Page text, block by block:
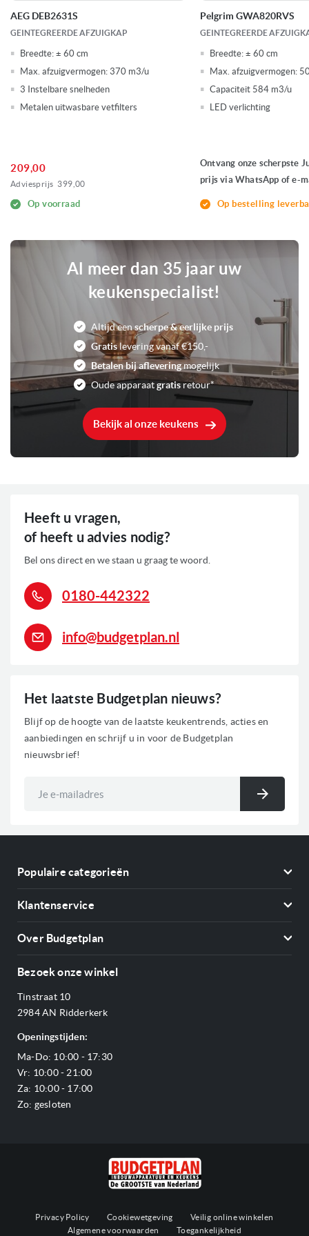
AEG DEB2631S
GEINTEGREERDE AFZUIGKAP
Breedte: ± 60 cm
Max. afzuigvermogen: 370 m3/u
3 Instelbare snelheden
Metalen uitwasbare vetfilters
209,00
Adviesprijs 399,00
Op voorraad
Pelgrim GWA820RVS
GEINTEGREERDE
Breedte: ± 60 cm
Max. afzuigvermogen:
Capaciteit 584 m3/u
LED verlichting
Ontvang onze scherpste
prijs via WhatsApp of e-
Op bestelling
Al meer dan 35 jaar uw
keukenspecialist!
Altijd eenscherpe & eerlijke prijs
Gratislevering vanaf €150,-
Betalen bij afleveringmogelijk
Oude apparaatgratisretour*
Bekijk al onze keukens
Het laatste Budgetplan nieuws?
Blijf op de hoogte van de laatste keukentrends, acties en
aanbiedingen en schrijf u in voor de Budgetplan
nieuwsbrief!
Heeft u vragen,
of heeft u advies nodig?
Bel ons direct en we staan u graag te woord.
0180-442322
info@budgetplan.nl
Populaire categorieën
Kookplaten
Afzuigkappen
Ovens
Stoomovens
Magnetrons
Vaatwassers
Complete keukens
Outlet
Klantenservice
Betalen
Veelgestelde vragen
Service & garantie
Sitemap
Over Budgetplan
Adres & Route
Reviews Budgetplan
Blog
Bezoek onze winkel
Tinstraat 10
2984 AN Ridderkerk
Openingstijden:
Ma-Do: 10:00 - 17:30
Vr: 10:00 - 21:00
Za: 10:00 - 17:00
Zo: gesloten
Privacy Policy Cookiewetgeving
Veilig online winkelen
Algemene voorwaarden
Toegankelijkheid